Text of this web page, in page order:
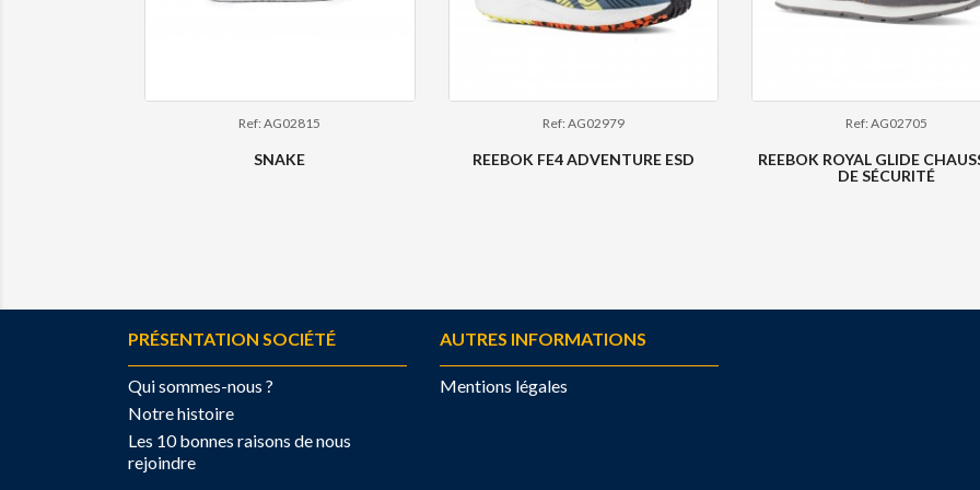
Ref: AG02815
SNAKE
Ref: AG02979
REEBOK FE4 ADVENTURE ESD
Ref: AG02705
REEBOK ROYAL GLIDE
DE SÉCURITÉ
PRÉSENTATION SOCIÉTÉ
Qui sommes-nous ?
Notre histoire
Les 10 bonnes raisons de nous
rejoindre
AUTRES INFORMATIONS
Mentions légales